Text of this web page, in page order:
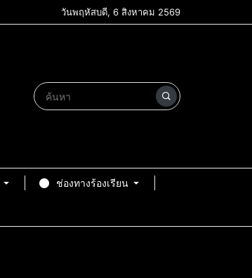
วันพฤหัสบดี, 6 สิงหาคม 2569
ช่องทางร้องเรียน